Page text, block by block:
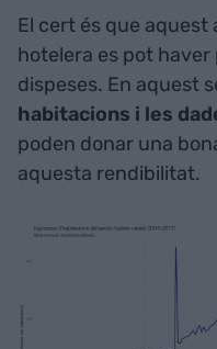
El cert és que
hotelera es pot
dispeses. En aquest
habitacions i les
poden donar una
aquesta rendibilitat.